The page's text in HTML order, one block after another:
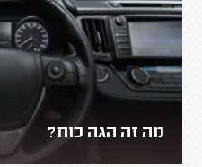
מה זה הגה כוח?